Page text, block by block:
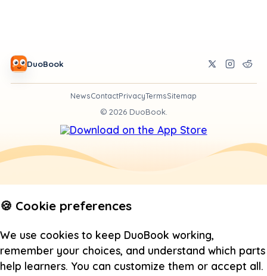
DuoBook
NewsContactPrivacyTermsSitemap
© 2026DuoBook.
🍪 Cookie preferences
We use cookies to keep DuoBook working,
remember your choices, and understand which parts
help learners. You can customize them or accept all.